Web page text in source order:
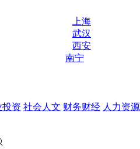
上海
武汉
西安
南宁
投资 社会人文 财务财经 人力资源